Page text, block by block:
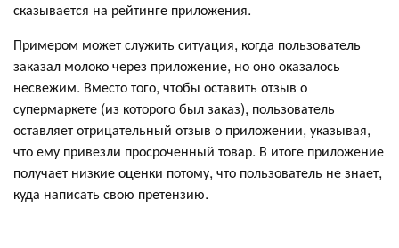
сказывается на рейтинге приложения.
Примером может служить ситуация, когда пользователь
заказал молоко через приложение, но оно оказалось
несвежим. Вместо того, чтобы оставить отзыв о
супермаркете (из которого был заказ), пользователь
оставляет отрицательный отзыв о приложении, указывая,
что ему привезли просроченный товар. В итоге приложение
получает низкие оценки потому, что пользователь не знает,
куда написать свою претензию.